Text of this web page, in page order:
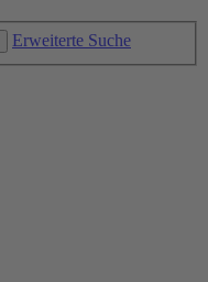
Erweiterte Suche